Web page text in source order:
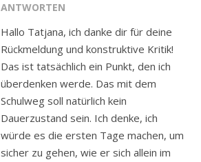
ANTWORTEN
Hallo Tatjana, ich danke dir für deine
Rückmeldung und konstruktive Kritik!
Das ist tatsächlich ein Punkt, den ich
überdenken werde. Das mit dem
Schulweg soll natürlich kein
Dauerzustand sein. Ich denke, ich
würde es die ersten Tage machen, um
sicher zu gehen, wie er sich allein im